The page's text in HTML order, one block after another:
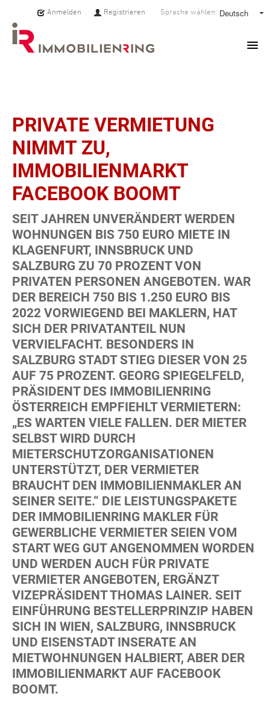
Sprache wählen:
Anmelden Registrieren
IMMOBILIEN
ÜBER UNS
SERVICE
PRESSE
PRIVATE VERMIETUNG
NIMMT ZU,
IMMOBILIENMARKT
FACEBOOK BOOMT
SEIT JAHREN UNVERÄNDERT WERDEN
WOHNUNGEN BIS 750 EURO MIETE IN
KLAGENFURT, INNSBRUCK UND
SALZBURG ZU 70 PROZENT VON
PRIVATEN PERSONEN ANGEBOTEN. WAR
DER BEREICH 750 BIS 1.250 EURO BIS
2022 VORWIEGEND BEI MAKLERN, HAT
SICH DER PRIVATANTEIL NUN
VERVIELFACHT. BESONDERS IN
SALZBURG STADT STIEG DIESER VON 25
AUF 75 PROZENT. GEORG SPIEGELFELD,
PRÄSIDENT DES IMMOBILIENRING
ÖSTERREICH EMPFIEHLT VERMIETERN:
„ES WARTEN VIELE FALLEN. DER MIETER
SELBST WIRD DURCH
MIETERSCHUTZORGANISATIONEN
UNTERSTÜTZT, DER VERMIETER
BRAUCHT DEN IMMOBILIENMAKLER AN
SEINER SEITE.“ DIE LEISTUNGSPAKETE
DER IMMOBILIENRING MAKLER FÜR
GEWERBLICHE VERMIETER SEIEN VOM
START WEG GUT ANGENOMMEN WORDEN
UND WERDEN AUCH FÜR PRIVATE
VERMIETER ANGEBOTEN, ERGÄNZT
VIZEPRÄSIDENT THOMAS LAINER. SEIT
EINFÜHRUNG BESTELLERPRINZIP HABEN
SICH IN WIEN, SALZBURG, INNSBRUCK
UND EISENSTADT INSERATE AN
MIETWOHNUNGEN HALBIERT, ABER DER
IMMOBILIENMARKT AUF FACEBOOK
BOOMT.